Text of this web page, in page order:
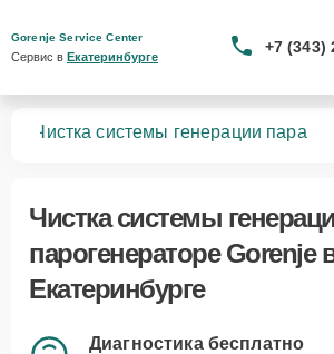
Gorenje Service Center
Сервис в Екатеринбурге
+7 (343)
Чистка системы генерации пара
Чистка системы
парогенераторе Gorenje
Екатеринбурге
Диагностика бесплатно